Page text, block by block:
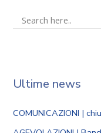
Ultime news
COMUNICAZIONI |